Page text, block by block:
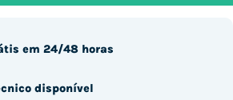
em 24/48 horas
disponível